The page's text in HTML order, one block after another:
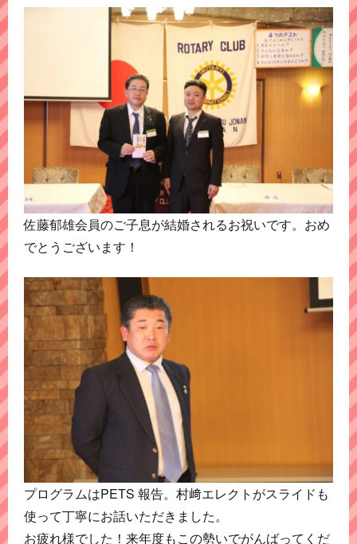
佐藤郁雄会員のご子息が結婚されるお祝いです。おめ
でとうございます！
プログラムはPETS 報告。村﨑エレクトがスライドも
使って丁寧にお話いただきました。
お疲れ様でした！来年度もこの勢いでがんばってくだ